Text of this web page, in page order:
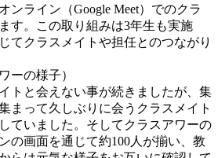
ライン（Google Meet）でのクラ
す。この取り組みは3年生も実施
てクラスメイトや担任とのつながり
ーの様子）
トと会えない事が続きましたが、集
まって久しぶりに会うクラスメイト
ていました。そしてクラスアワーの
の画面を通じて約100人が揃い、教